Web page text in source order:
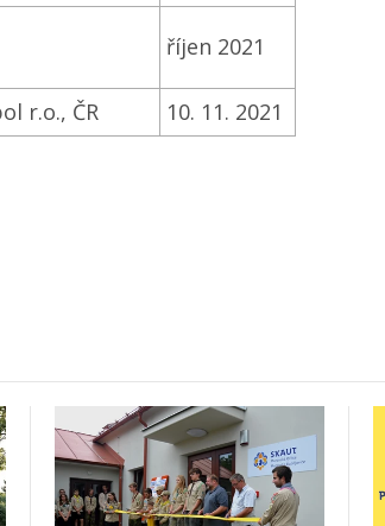
říjen 2021
r.o., ČR 10. 11. 2021